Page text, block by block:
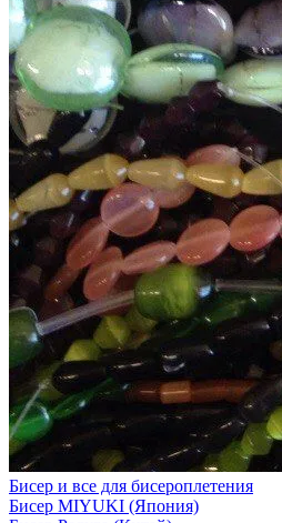
Бисер и все для бисероплетения
Бисер MIYUKI (Япония)